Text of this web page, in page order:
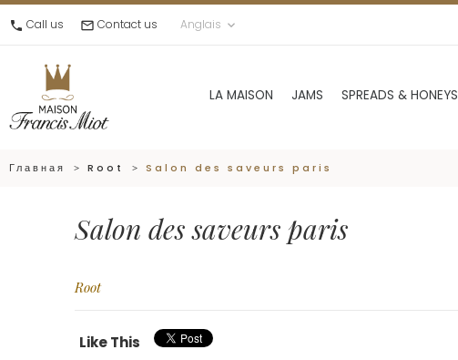
call Call us mail_outline Contact us Anglais keyboard_arrow_down
LA MAISON JAMS SPREADS & HONEYS
Главная Root Salon des saveurs paris
Salon des saveurs paris
Root
Like This